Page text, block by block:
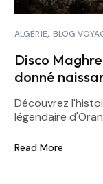
ALGÉRIE BLOG
Disco
donné
Découvrez
légendaire
Read More